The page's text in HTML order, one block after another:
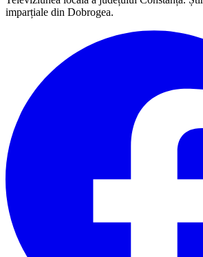
imparțiale din Dobrogea.